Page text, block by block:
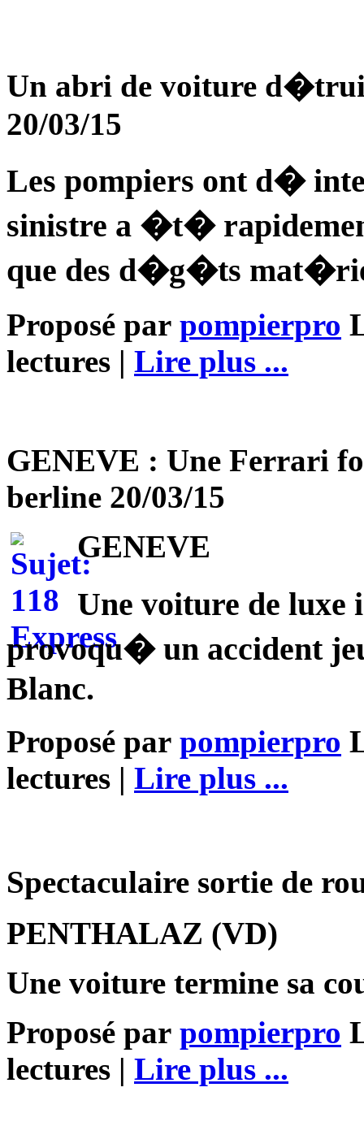
Un abri de voiture
20/03/15
Les pompiers ont d�
sinistre a �t�
que des d�g�ts
Proposé par pompierpro
lectures | Lire plus ...
GENEVE : Une Ferrari
berline 20/03/15
GENEVE
Une voiture de
provoqu� un accident
Blanc.
Proposé par pompierpro
lectures | Lire plus ...
Spectaculaire sortie de
PENTHALAZ (VD)
Une voiture termine sa
Proposé par pompierpro
lectures | Lire plus ...